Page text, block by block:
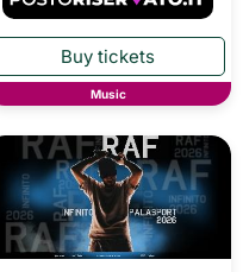
Music